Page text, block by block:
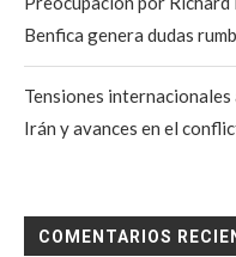
Benfica genera dudas
Tensiones
Irán y avances en el
COMENTARIOS